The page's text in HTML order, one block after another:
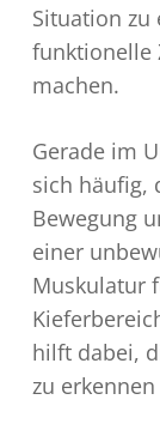
Situation zu
funktionelle
machen.
Gerade im
sich häufig,
Bewegung
einer
Muskulatur
hilft dabei,
zu